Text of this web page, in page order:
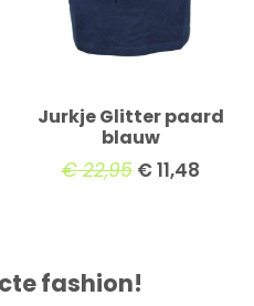
Jurkje Glitter paard
blauw
€22,95 €11,48
fashion!